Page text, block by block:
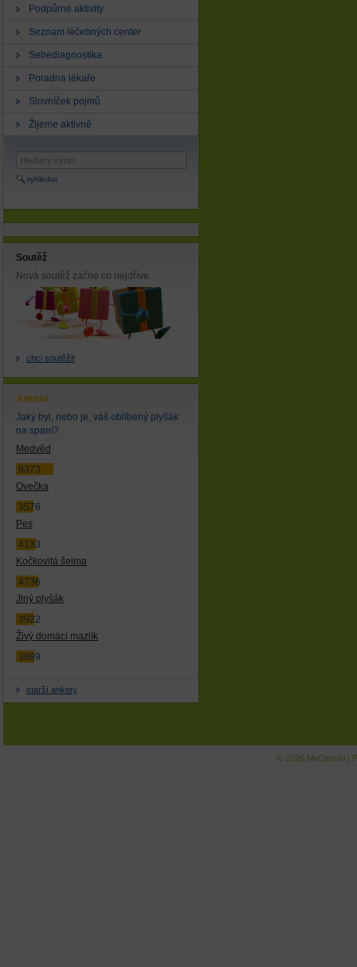
Podpůrné aktivity
Seznam léčebných center
Sebediagnostika
Poradna lékaře
Slovníček pojmů
Žijeme aktivně
vyhledat
Soutěž
Nová soutěž začne co nejdříve.
chci soutěžit
Anketa
Jaký byl, nebo je, váš oblíbený plyšák
na spaní?
Medvěd
8373
Ovečka
3576
Pes
4133
Kočkovitá šelma
4736
Jiný plyšák
3922
Živý domácí mazlík
3889
starší ankety
© 2026 MeDitorial |